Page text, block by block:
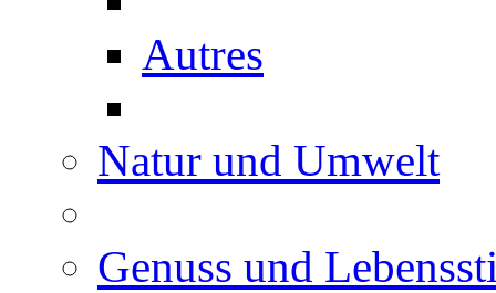
Autres
Natur und Umwelt
Genuss und